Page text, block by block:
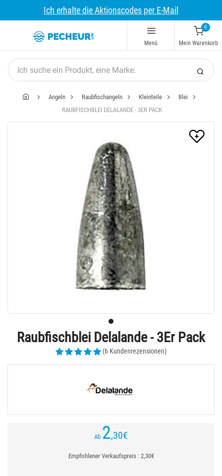
Ich erhalte die Aktionscodes per E-Mail
Menü
0
Mein Warenkorb
Angeln Raubfischangeln Kleinteile
Blei
RAUBFISCHBLEI DELALANDE - 3ER PACK
Raubfischblei Delalande - 3Er Pack
(6 Kundenrezensionen)
Ab 2,30€
Empfohlener Verkaufspreis : 2,30€